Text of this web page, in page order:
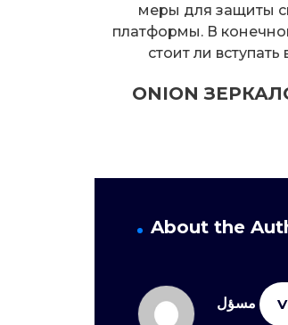
ONION
меры для защиты
платформы. В
стоит ли
About the
مسؤل